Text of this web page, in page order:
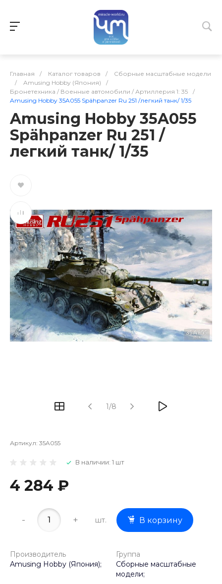
Главная / Каталог товаров /
Сборные масштабные модели
/
Amusing Hobby (Япония)
/
Бронетехника / Военные автомобили / Артиллерия 1: 35
/
Amusing Hobby 35A055 Spähpanzer Ru 251 /легкий танк/ 1/35
Amusing Hobby 35A055
Spähpanzer Ru 251 /
легкий танк/ 1/35
1/8
Артикул: 35A055
В наличии: 1 шт
4 284 ₽
- + шт. В корзину
Производитель
Amusing Hobby (Япония);
Группа
Сборные масштабные
модели;